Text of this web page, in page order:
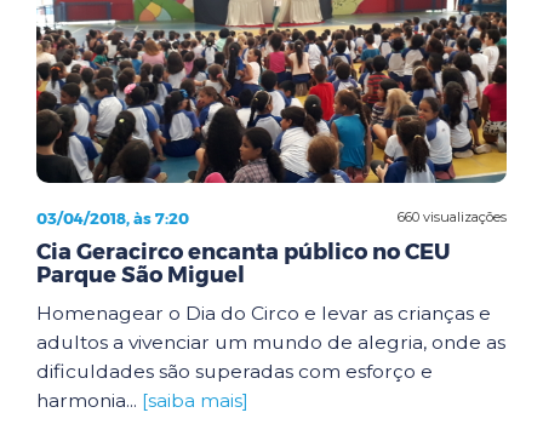
660 visualizações
03/04/2018, às 7:20
Cia Geracirco encanta público no CEU
Parque São Miguel
Homenagear o Dia do Circo e levar as crianças e
adultos a vivenciar um mundo de alegria, onde as
dificuldades são superadas com esforço e
harmonia... [saiba mais]